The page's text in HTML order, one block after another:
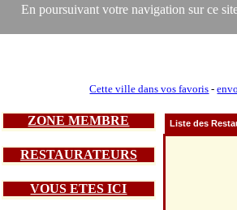
En poursuivant votre navigation sur ce
Cette ville dans vos favoris -
ZONE MEMBRE
RESTAURATEURS
VOUS ETES ICI
Liste des